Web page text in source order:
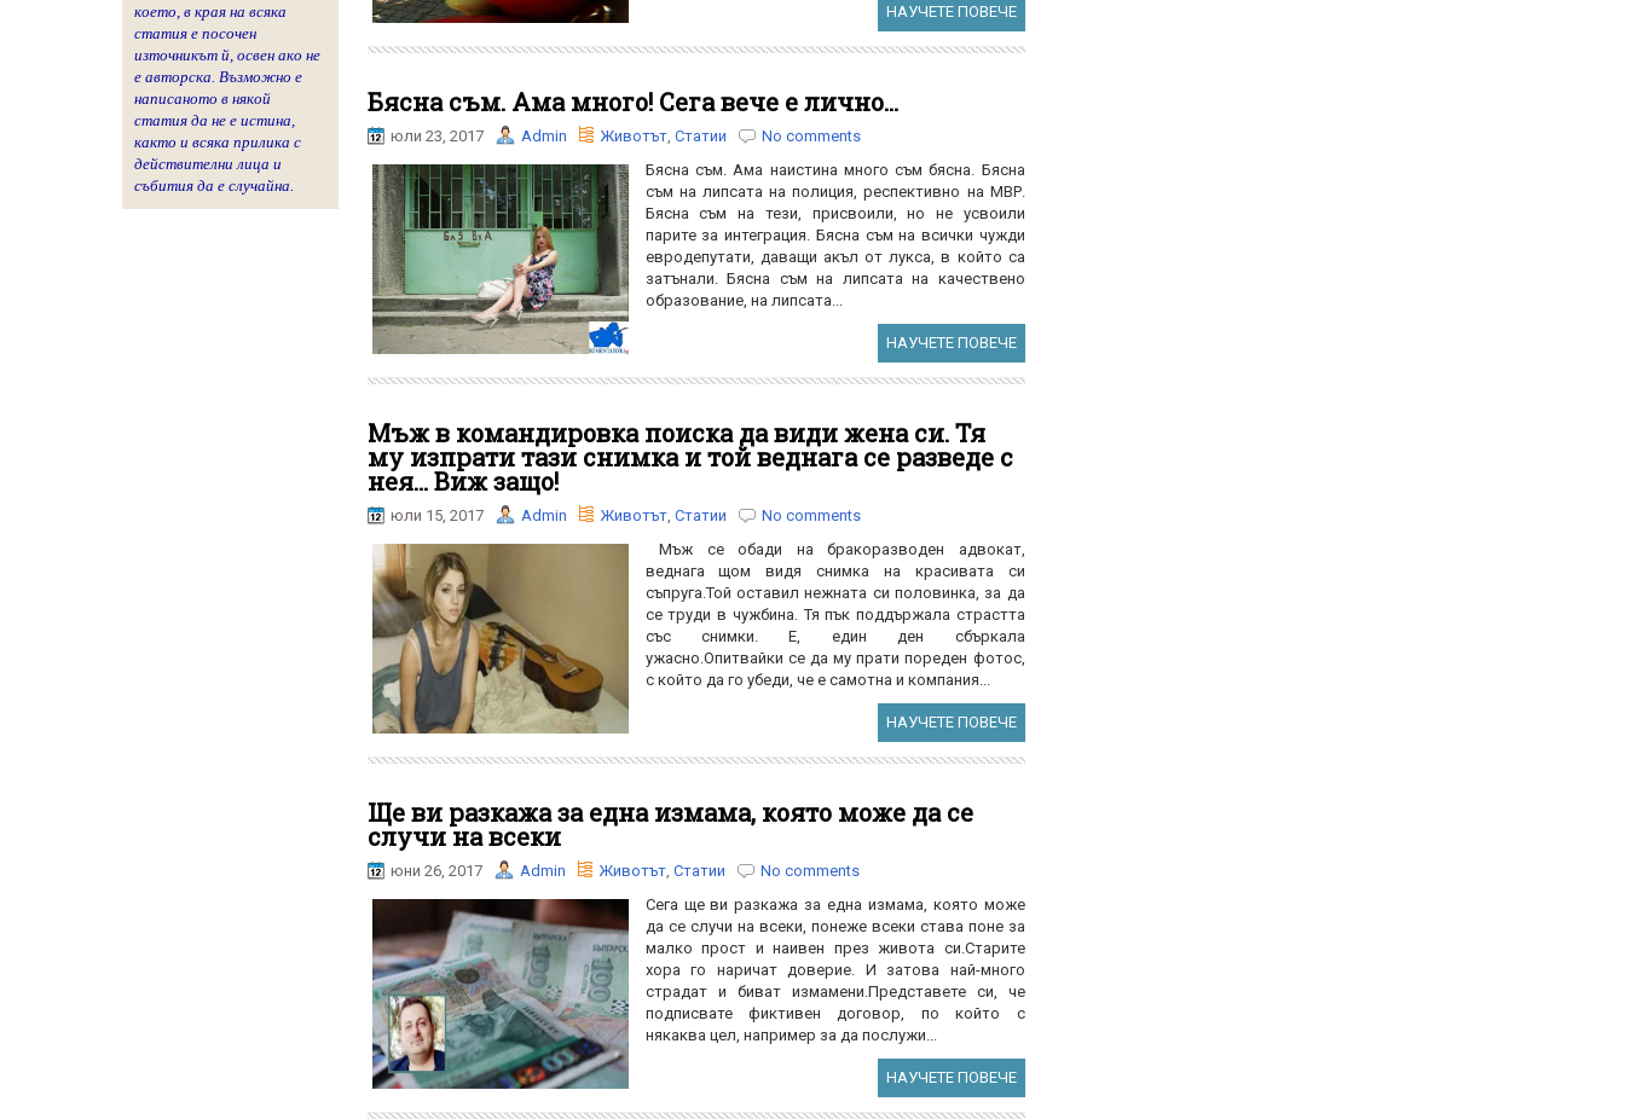
НАУЧЕТЕ ПОВЕЧЕ
Бясна съм. Aма много! Сега вече е лично...
юли 23, 2017 Admin Животът, Статии
No comments
Бясна съм. Ама наистина много съм бясна. Бясна
съм на липсата на полиция, респективно на МВР.
Бясна съм на тези, присвоили, но не усвоили
парите за интеграция. Бясна съм на всички чужди
евродепутати, даващи акъл от лукса, в който са
затънали. Бясна съм на липсата на качествено
образование, на липсата...
НАУЧЕТЕ ПОВЕЧЕ
Мъж в командировка поиска да види жена си. Тя
му изпрати тази снимка и той веднага се разведе с
нея… Виж защо!
юли 15, 2017 Admin Животът, Статии
No comments
Мъж се обади на бракоразводен адвокат,
веднага щом видя снимка на красивата си
съпруга.Той оставил нежната си половинка, за да
се труди в чужбина. Тя пък поддържала страстта
със снимки. Е, един ден сбъркала
ужасно.Опитвайки се да му прати пореден фотос,
с който да го убеди, че е самотна и компания...
НАУЧЕТЕ ПОВЕЧЕ
Ще ви разкажа за една измама, която може да се
случи на всеки
юни 26, 2017 Admin Животът, Статии
No comments
Сега ще ви разкажа за една измама, която може
да се случи на всеки, понеже всеки става поне за
малко прост и наивен през живота си.Старите
хора го наричат доверие. И затова най-много
страдат и биват измамени.Представете си, че
подписвате фиктивен договор, по който с
някаква цел, например за да послужи...
НАУЧЕТЕ ПОВЕЧЕ
което, в края на всяка
статия е посочен
източникът й, освен ако не
е авторска. Възможно е
написаното в някой
статия да не е истина,
както и всяка прилика с
действителни лица и
събития да е случайна.